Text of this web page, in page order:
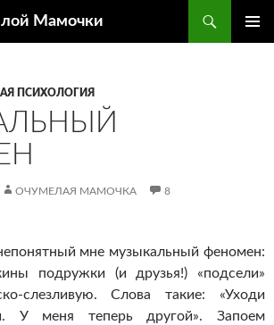
Мамочки
ПСИХОЛОГИЯ
ОЧУМЕЛАЯ МАМОЧКА
8
мне музыкальный феномен:
подружки (и друзья!) «подсели»
слезливую. Слова такие: «Уходи
У меня теперь другой». Запоем